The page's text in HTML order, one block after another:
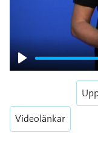
Play
Videolänkar